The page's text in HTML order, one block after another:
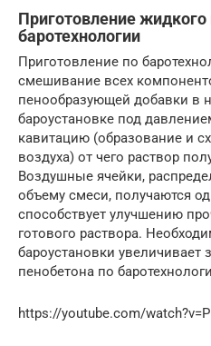
Приготовление жидкого
баротехнологии
Приготовление по
смешивание всех
пенообразующей добавки в
бароустановке под
кавитацию (образование и
воздуха) от чего раствор
Воздушные ячейки,
объему смеси, получаются
способствует улучшению
готового раствора.
бароустановки увеличивает
пенобетона по
https://youtube.com/